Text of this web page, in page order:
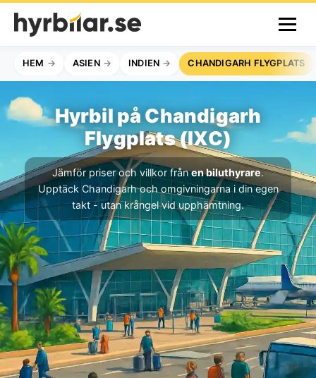
HEM ASIEN INDIEN CHANDIGARH FLYGPLATS
Hyrbil på Chandigarh
Flygplats (IXC)
Jämför priser och villkor frånen biluthyrare.
Upptäck Chandigarh och omgivningarna i din egen
takt - utan krångel vid upphämtning.